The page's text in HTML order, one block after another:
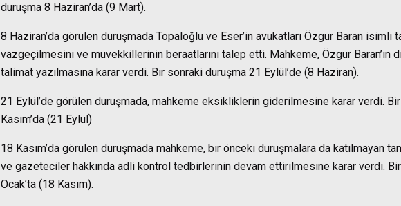
duruşma 8 Haziran’da (9 Mart).
8 Haziran’da görülen duruşmada Topaloğlu ve Eser’in avukatları Özgür Baran isimli
vazgeçilmesini ve müvekkillerinin beraatlarını talep etti. Mahkeme, Özgür Baran’ın
talimat yazılmasına karar verdi. Bir sonraki duruşma 21 Eylül’de (8 Haziran).
21 Eylül’de görülen duruşmada, mahkeme eksikliklerin giderilmesine karar verdi.
Kasım’da (21 Eylül)
18 Kasım’da görülen duruşmada mahkeme, bir önceki duruşmalara da katılmayan
ve gazeteciler hakkında adli kontrol tedbirlerinin devam ettirilmesine karar verdi.
Ocak’ta (18 Kasım).